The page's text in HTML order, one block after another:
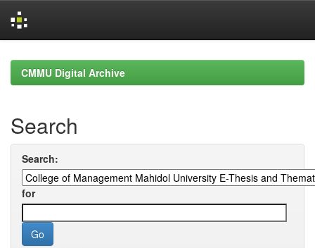
navigationCMMU Digital Archive
Search
Search:
for